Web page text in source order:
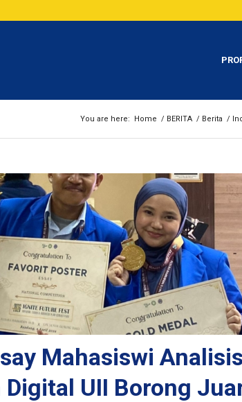
You are here: Home / BERITA / Berita /
Mahasiswi Analisis
Digital UII Borong